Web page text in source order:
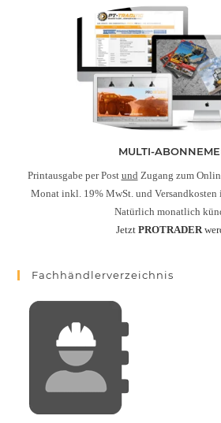
MULTI-
Printausgabe per Post und Zugang zum
Monat inkl. 19% MwSt. und Versandkosten
Natürlich monatlich
Jetzt PROTRADER
Fachhändlerverzeichnis